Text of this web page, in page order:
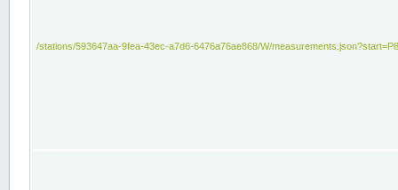
/stations/593647aa-9fea-43ec-a7d6-6476a76ae868/W/